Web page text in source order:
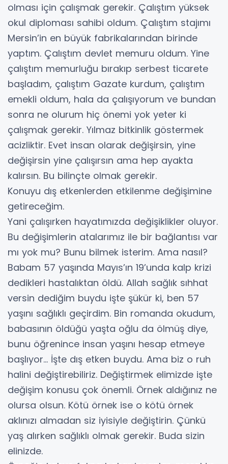
olması için çalışmak gerekir. Çalıştım yüksek
okul diploması sahibi oldum. Çalıştım stajımı
Mersin’in en büyük fabrikalarından birinde
yaptım. Çalıştım devlet memuru oldum. Yine
çalıştım memurluğu bırakıp serbest ticarete
başladım, çalıştım Gazate kurdum, çalıştım
emekli oldum, hala da çalışıyorum ve bundan
sonra ne olurum hiç önemi yok yeter ki
çalışmak gerekir. Yılmaz bitkinlik göstermek
acizliktir. Evet insan olarak değişirsin, yine
değişirsin yine çalışırsın ama hep ayakta
kalırsın. Bu bilinçte olmak gerekir.
Konuyu dış etkenlerden etkilenme değişimine
getireceğim.
Yani çalışırken hayatımızda değişiklikler oluyor.
Bu değişimlerin atalarımız ile bir bağlantısı var
mı yok mu? Bunu bilmek isterim. Ama nasıl?
Babam 57 yaşında Mayıs’ın 19’unda kalp krizi
dedikleri hastalıktan öldü. Allah sağlık sıhhat
versin dediğim buydu işte şükür ki, ben 57
yaşını sağlıklı geçirdim. Bin romanda okudum,
babasının öldüğü yaşta oğlu da ölmüş diye,
bunu öğrenince insan yaşını hesap etmeye
başlıyor… İşte dış etken buydu. Ama biz o ruh
halini değiştirebiliriz. Değiştirmek elimizde işte
değişim konusu çok önemli. Örnek aldığınız ne
olursa olsun. Kötü örnek ise o kötü örnek
aklınızı almadan siz iyisiyle değiştirin. Çünkü
yaş alırken sağlıklı olmak gerekir. Buda sizin
elinizde.